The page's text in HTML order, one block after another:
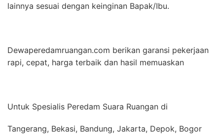
lainnya sesuai dengan keinginan Bapak/Ibu.
Dewaperedamruangan.com berikan garansi pekerjaan
rapi, cepat, harga terbaik dan hasil memuaskan
Untuk Spesialis Peredam Suara Ruangan di
Tangerang, Bekasi, Bandung, Jakarta, Depok, Bogor